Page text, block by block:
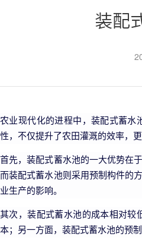
装配
农业现代化的进程中，装配式蓄水
性，不仅提升了农田灌溉的效率，
首先，装配式蓄水池的一大优势在
而装配式蓄水池则采用预制构件的
业生产的影响。
其次，装配式蓄水池的成本相对较
本；另一方面，装配式蓄水池的预